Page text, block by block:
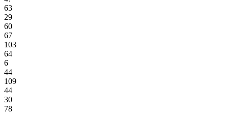
63
29
60
67
103
64
6
44
109
44
30
78